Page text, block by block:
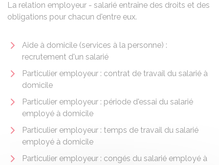
La relation employeur - salarié entraîne des droits et des
obligations pour chacun d'entre eux.
Aide à domicile (services à la personne) :
recrutement d'un salarié
Particulier employeur : contrat de travail du salarié à
domicile
Particulier employeur : période d'essai du salarié
employé à domicile
Particulier employeur : temps de travail du salarié
employé à domicile
Particulier employeur : congés du salarié employé à